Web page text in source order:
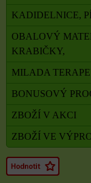
KADIDELNICE,
OBALOVÝ
KRABIČKY,
MILADA
BONUSOVÝ
ZBOŽÍ V AKCI
ZBOŽÍ VE